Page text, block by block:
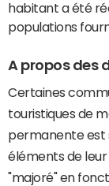
habitant a été
populations
A propos des
Certaines
touristiques de
permanente est
éléments de
"majoré" en